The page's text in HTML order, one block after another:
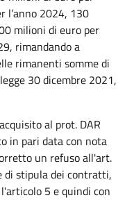
l’anno 2024, 130
milioni di euro per
rimandando a
rimanenti somme di
30 dicembre 2021,
al prot. DAR
in pari data con nota
un refuso all'art.
di stipula dei contratti,
5 e quindi con